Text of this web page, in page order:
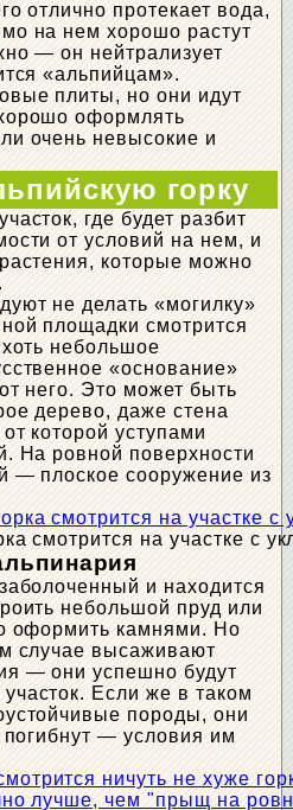
отлично протекает вода,
на нем хорошо растут
— он нейтрализует
«альпийцам».
плиты, но они идут
оформлять
очень невысокие и
горку
где будет разбит
от условий на нем, и
которые можно
не делать «могилку»
площадки смотрится
небольшое
«основание»
него. Это может быть
дерево, даже стена
которой уступами
На ровной поверхности
— плоское сооружение из
смотрится на участке с
и находится
небольшой пруд или
оформить камнями. Но
случае высаживают
— они успешно будут
Если же в таком
породы, они
погибнут — условия им